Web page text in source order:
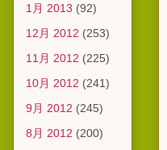
1月 2013 (92)
12月 2012 (253)
11月 2012 (225)
10月 2012 (241)
9月 2012 (245)
8月 2012 (200)